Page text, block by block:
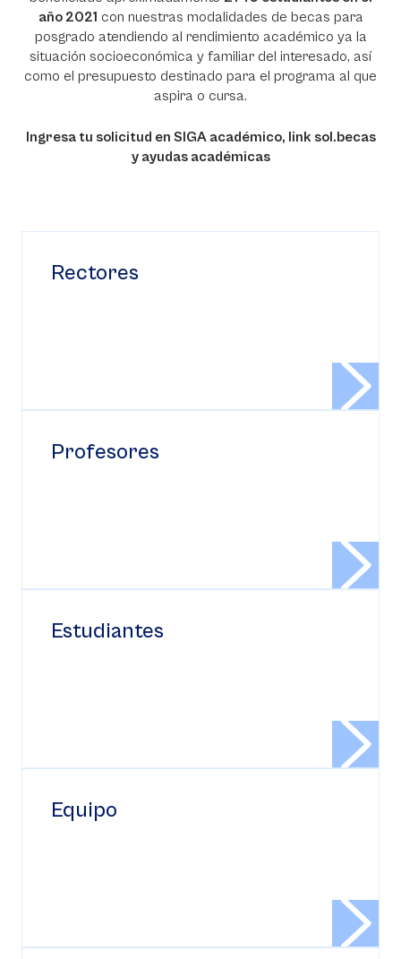
año 2021 con nuestras modalidades de becas para
posgrado atendiendo al rendimiento académico ya la
situación socioeconómica y familiar del interesado, así
como el presupuesto destinado para el programa al que
aspira o cursa.
Ingresa tu solicitud en SIGA académico, link sol.becas
y ayudas académicas
Rectores
Profesores
Estudiantes
Equipo